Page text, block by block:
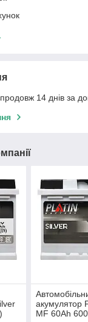
14 днів за
акумулятор
MF 60Ah